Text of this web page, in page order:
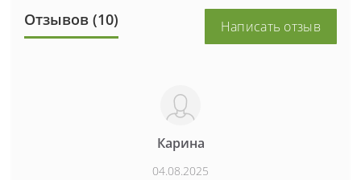
Отзывов (10) Написать отзыв
Карина
04.08.2025